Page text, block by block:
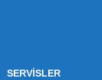
SERVİSLER